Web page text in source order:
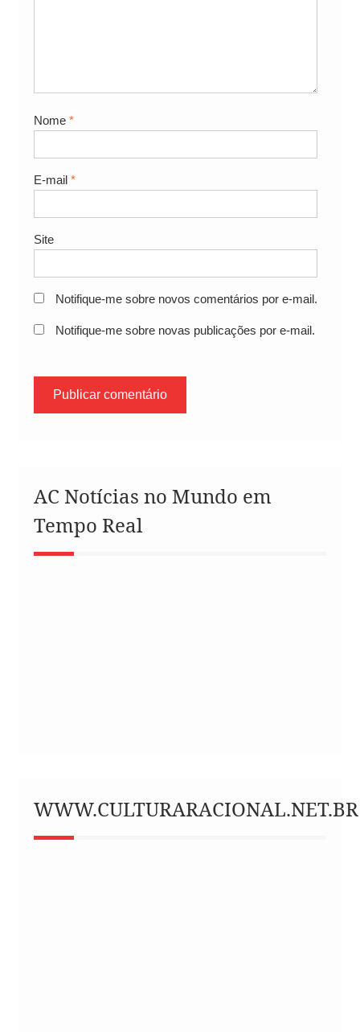
Nome *
E-mail *
Site
Notifique-me sobre novos comentários por e-mail.
Notifique-me sobre novas publicações por e-mail.
AC Notícias no Mundo em
Tempo Real
WWW.CULTURARACIONAL.NET.BR